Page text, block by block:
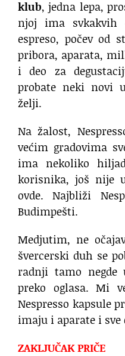
klub, jedna lepa,
njoj ima svkakvih
espreso, počev od
pribora, aparata,
i deo za
probate neki novi
želji.
Na žalost,
većim gradovima
ima nekoliko
korisnika, još nije
ovde. Najbliži
Budimpešti.
Medjutim, ne
švercerski duh se
radnji tamo
preko oglasa. Mi
Nespresso kapsule
imaju i aparate i
ZAKLJUČAK PRIČE